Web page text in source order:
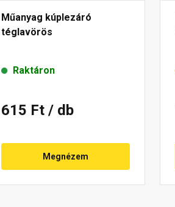
Műanyag kúplezáró
téglavörös
Raktáron
615 Ft / db
Megnézem